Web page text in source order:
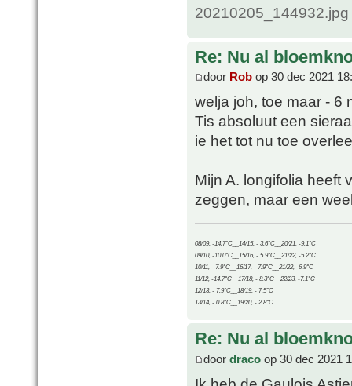
Re: Nu al
door Rob op 30 dec 2021
welja joh, toe maar - 6
Tis absoluut een
ie het tot nu toe
Mijn A. longifolia heeft
zeggen, maar een
08/09, -14.7°C__14/15, - 3.6°C__20/21, -9.1°C
09/10, -10.0°C__15/16, - 5.9°C__21/22, -5.2°C
10/11, - 7.9°C__16/17, - 7.9°C__21/22, -6.9°C
11/12, -14.7°C__17/18, - 8.3°C__22/23, -7.1°C
12/13, - 7.9°C__18/19, - 7.5°C
13/14, - 0.8°C__19/20, - 2.8°C
Re: Nu al
door draco op 30 dec 2021